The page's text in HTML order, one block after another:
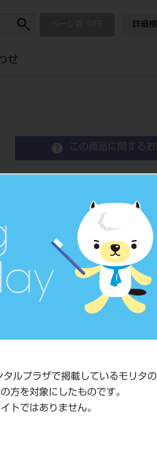
ルプラザで掲載しているモリタ
方を対象にしたものです。
トではありません。
詳細
せ
この商品に関する
トルクテック 10:1
Low Speed Handpiece
品目コード
JAN/EANコード
標準価格
メーカー